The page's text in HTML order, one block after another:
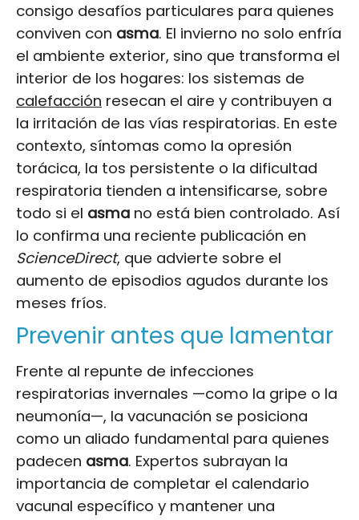
consigo desafíos particulares para quienes
conviven con asma. El invierno no solo enfría
el ambiente exterior, sino que transforma el
interior de los hogares: los sistemas de
calefacción resecan el aire y contribuyen a
la irritación de las vías respiratorias. En este
contexto, síntomas como la opresión
torácica, la tos persistente o la dificultad
respiratoria tienden a intensificarse, sobre
todo si el asma no está bien controlado. Así
lo confirma una reciente publicación en
ScienceDirect, que advierte sobre el
aumento de episodios agudos durante los
meses fríos.
Prevenir antes que lamentar
Frente al repunte de infecciones
respiratorias invernales —como la gripe o la
neumonía—, la vacunación se posiciona
como un aliado fundamental para quienes
padecen asma. Expertos subrayan la
importancia de completar el calendario
vacunal específico y mantener una